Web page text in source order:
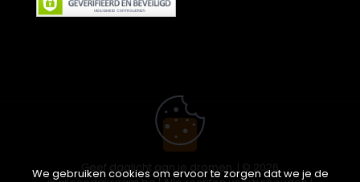
Geef daglicht aan je dromen. | © 2026
We gebruiken cookies om ervoor te zorgen dat we je de